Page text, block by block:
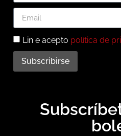
Lin e acepto política de
Subscribirse